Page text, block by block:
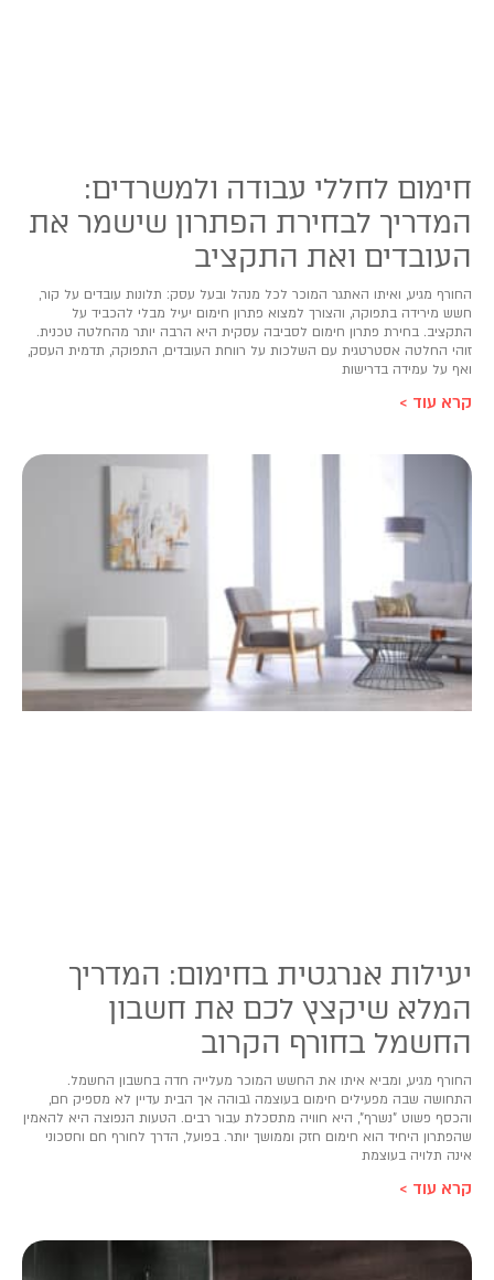
חימום לחללי עבודה ולמשרדים:
המדריך לבחירת הפתרון שישמר את
העובדים ואת התקציב
החורף מגיע, ואיתו האתגר המוכר לכל מנהל ובעל עסק: תלונות עובדים על קור,
חשש מירידה בתפוקה, והצורך למצוא פתרון חימום יעיל מבלי להכביד על
התקציב. בחירת פתרון חימום לסביבה עסקית היא הרבה יותר מהחלטה טכנית.
זוהי החלטה אסטרטגית עם השלכות על רווחת העובדים, התפוקה, תדמית העסק,
ואף על עמידה בדרישות
קרא עוד >
יעילות אנרגטית בחימום: המדריך
המלא שיקצץ לכם את חשבון
החשמל בחורף הקרוב
החורף מגיע, ומביא איתו את החשש המוכר מעלייה חדה בחשבון החשמל.
התחושה שבה מפעילים חימום בעוצמה גבוהה אך הבית עדיין לא מספיק חם,
והכסף פשוט "נשרף", היא חוויה מתסכלת עבור רבים. הטעות הנפוצה היא להאמין
שהפתרון היחיד הוא חימום חזק וממושך יותר. בפועל, הדרך לחורף חם וחסכוני
אינה תלויה בעוצמת
קרא עוד >